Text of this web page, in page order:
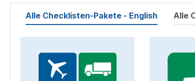
Alle Checklisten-Pakete - English
Alle